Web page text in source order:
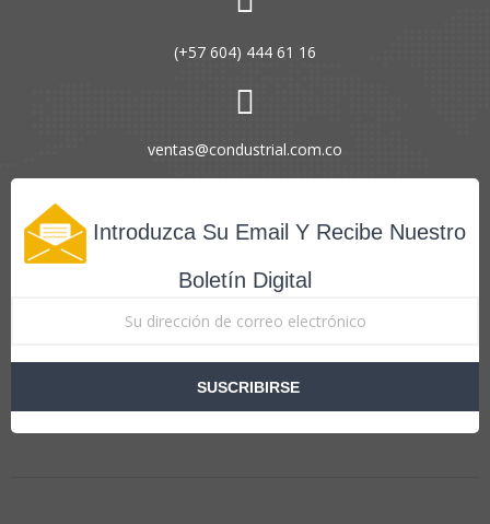
(+57 604) 444 61 16
ventas@condustrial.com.co
Introduzca Su Email Y Recibe Nuestro
Boletín Digital
SUSCRIBIRSE